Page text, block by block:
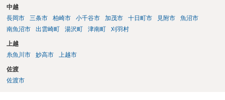
中越
長岡市
三条市 柏崎市 小千谷市 加茂市 十日町市 見附市
魚沼市
南魚沼市
出雲崎町 湯沢町 津南町 刈羽村
上越
糸魚川市
妙高市 上越市
佐渡
佐渡市